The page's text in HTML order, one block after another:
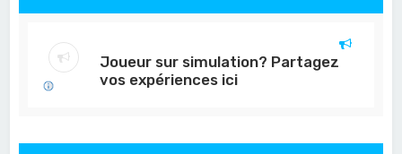
Joueur sur simulation? Partagez
vos expériences ici